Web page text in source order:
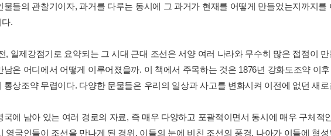
물들의 관찰기이자, 과거를 다루는 동시에 그 과거가 현재를 어떻게 만들었는지까지를
.
, 일제강점기로 요약되는 그 시대 근대 조선은 서양 여러 나라와 무수히 많은 접점이
남은 어디에서 어떻게 이루어졌을까. 이 책에서 주목하는 것은 1876년 강화도조약 이
통상조약 무렵이다. 다양한 문물들은 우리의 일상과 사고를 변화시켜 이전에 없던 새
국에 남아 있는 여러 경로의 자료, 즉 매우 다양하고 포괄적이면서 동시에 매우 구체적
영국인들이 조선을 만나게 된 경위, 이들의 눈에 비친 조선의 풍경, 나아가 이들에 형